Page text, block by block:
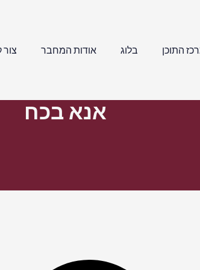
התוכן בלוג אודות המחבר
אנא בכח